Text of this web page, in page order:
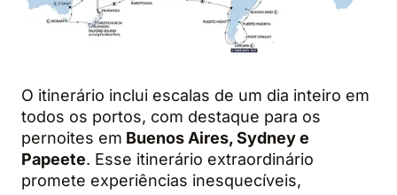
O itinerário inclui escalas de um dia inteiro em
todos os portos, com destaque para os
pernoites em Buenos Aires, Sydney e
Papeete. Esse itinerário extraordinário
promete experiências inesquecíveis,